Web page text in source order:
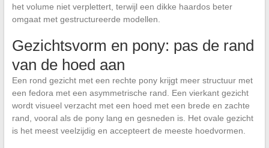
het volume niet verplettert, terwijl een dikke haardos beter
omgaat met gestructureerde modellen.
Gezichtsvorm en pony: pas de rand
van de hoed aan
Een rond gezicht met een rechte pony krijgt meer structuur met
een fedora met een asymmetrische rand. Een vierkant gezicht
wordt visueel verzacht met een hoed met een brede en zachte
rand, vooral als de pony lang en gesneden is. Het ovale gezicht
is het meest veelzijdig en accepteert de meeste hoedvormen.